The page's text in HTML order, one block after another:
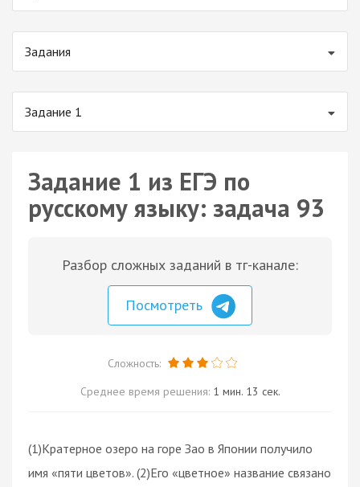
Задания
Задание 1
Задание 1 из ЕГЭ по
русскому языку: задача 93
Разбор сложных заданий в тг-канале:
Посмотреть
Сложность:
Среднее время решения: 1 мин. 13 сек.
(1)Кратерное озеро на горе Зао в Японии получило
имя «пяти цветов». (2)Его «цветное» название связано